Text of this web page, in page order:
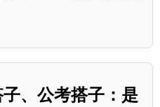
、公考搭子：是